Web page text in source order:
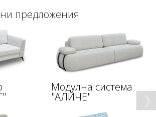
предложения
Модулна система
"АЛИЧЕ"